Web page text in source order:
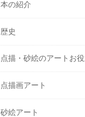
本の紹介
歴史
点描・砂絵のアートお
点描画アート
砂絵アート